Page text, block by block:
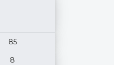
85
8